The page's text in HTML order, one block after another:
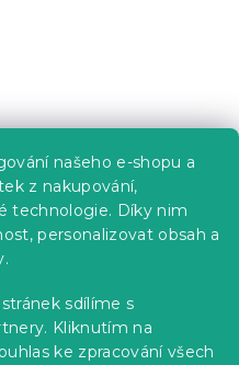
našeho e-shopu a
z nakupování,
technologie. Díky nim
personalizovat obsah a
sdílíme s
Kliknutím na
ke zpracování všech
10 %